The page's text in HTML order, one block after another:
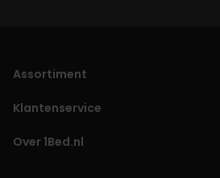
Assortiment
Klantenservice
Over 1Bed.nl